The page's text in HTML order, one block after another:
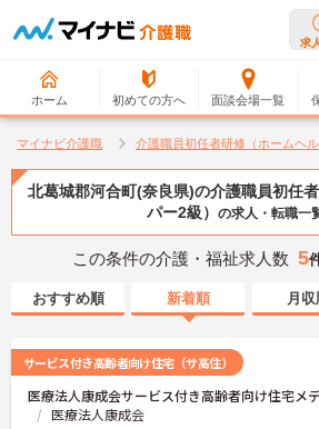
求
ホーム 初めての方へ 面談会場一覧
マイナビ介護職 介護職員初任者研修（ホームヘル
北葛城郡河合町(奈良県)の介護職員初任
パー2級） の求人・転職一
この条件の介護・福祉求人数 5
おすすめ順 新着順 月
サービス付き高齢者向け住宅（サ高住）
医療法人康成会サービス付き高齢者向け住宅メ
医療法人康成会